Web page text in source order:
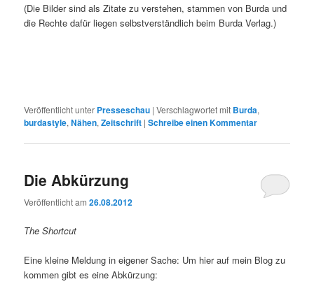
(Die Bilder sind als Zitate zu verstehen, stammen von Burda und
die Rechte dafür liegen selbstverständlich beim Burda Verlag.)
Veröffentlicht unter Presseschau |Verschlagwortet mit Burda,
burdastyle,Nähen,Zeitschrift |Schreibe einen Kommentar
Die Abkürzung
Veröffentlicht am26.08.2012
The Shortcut
Eine kleine Meldung in eigener Sache: Um hier auf mein Blog zu
kommen gibt es eine Abkürzung: